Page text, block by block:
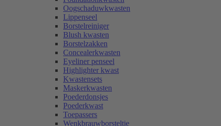
Oogschaduwkwasten
Lippenseel
Borstelreiniger
Blush kwasten
Borstelzakken
Concealerkwasten
Eyeliner penseel
Highlighter kwast
Kwastensets
Maskerkwasten
Poederdonsjes
Poederkwast
Toepassers
Wenkbrauwborsteltje